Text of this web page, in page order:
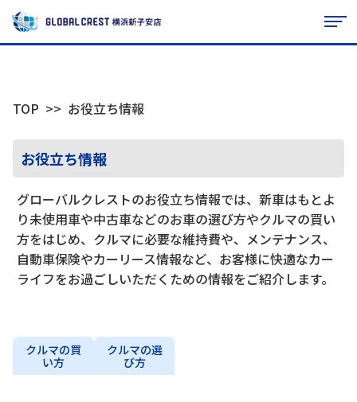
TOP お役立ち情報
お役立ち情報
グローバルクレストのお役立ち情報では、新車はもとよ
り未使用車や中古車などのお車の選び方やクルマの買い
方をはじめ、クルマに必要な維持費や、メンテナンス、
自動車保険やカーリース情報など、お客様に快適なカー
ライフをお過ごしいただくための情報をご紹介します。
クルマの買
い方
クルマの選
び方